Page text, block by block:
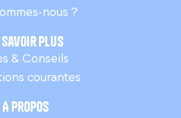
nous ?
savoir plus
& Conseils
courantes
A propos